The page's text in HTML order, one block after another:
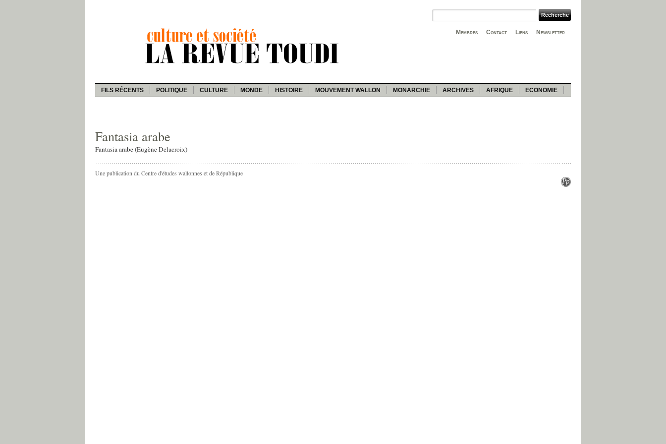
Newsletter
Liens
Contact
Membres
FILS RÉCENTS POLITIQUE CULTURE MONDE HISTOIRE MOUVEMENT WALLON MONARCHIE ARCHIVES AFRIQUE ECONOMIE
Fantasia arabe
Fantasia arabe (Eugène Delacroix)
Une publication du Centre d'études wallonnes et de République